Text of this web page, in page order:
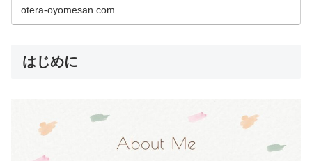
otera-oyomesan.com
はじめに